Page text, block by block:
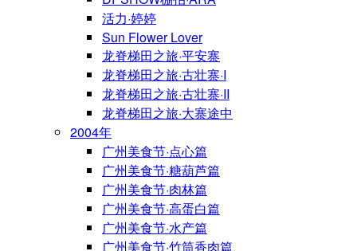
活力·婷婷
Sun Flower Lover
龙脊梯田之旅·平安寨
龙脊梯田之旅·古壮寨·I
龙脊梯田之旅·古壮寨·II
龙脊梯田之旅·大寨途中
2004年
广州美食节·点心篇
广州美食节·糖葫芦篇
广州美食节·肉林篇
广州美食节·高蛋白篇
广州美食节·水产篇
广州美食节·竹筒香肉篇